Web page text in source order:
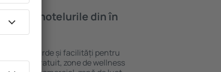
găsi ȋn hotelurile din în
standarde și facilități pentru
Wi-Fi gratuit, zone de wellness